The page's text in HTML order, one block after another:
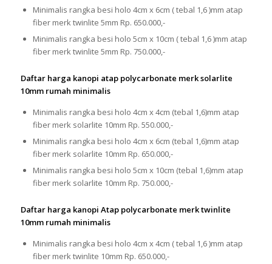
Minimalis rangka besi holo 4cm x 6cm ( tebal 1,6 )mm atap
fiber merk twinlite 5mm Rp. 650.000,-
Minimalis rangka besi holo 5cm x 10cm ( tebal 1,6 )mm atap
fiber merk twinlite 5mm Rp. 750.000,-
Daftar harga kanopi atap polycarbonate merk solarlite
10mm rumah minimalis
Minimalis rangka besi holo 4cm x 4cm (tebal 1,6)mm atap
fiber merk solarlite 10mm Rp. 550.000,-
Minimalis rangka besi holo 4cm x 6cm (tebal 1,6)mm atap
fiber merk solarlite 10mm Rp. 650.000,-
Minimalis rangka besi holo 5cm x 10cm (tebal 1,6)mm atap
fiber merk solarlite 10mm Rp. 750.000,-
Daftar harga kanopi Atap polycarbonate merk twinlite
10mm rumah minimalis
Minimalis rangka besi holo 4cm x 4cm ( tebal 1,6 )mm atap
fiber merk twinlite 10mm Rp. 650.000,-